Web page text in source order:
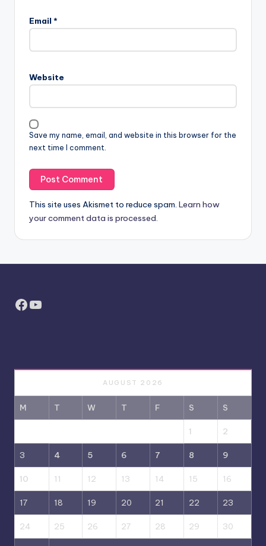
Email *
Website
Save my name, email, and website in this browser for the
next time I comment.
This site uses Akismet to reduce spam. Learn how
your comment data is processed.
Facebook
YouTube
AUGUST 2026
M T W T F S S
1 2
3 4 5 6 7 8 9
10 11 12 13 14 15 16
17 18 19 20 21 22 23
24 25 26 27 28 29 30